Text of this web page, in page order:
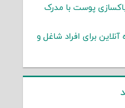
پوست با مدرک
آنلاین برای افراد شاغل و